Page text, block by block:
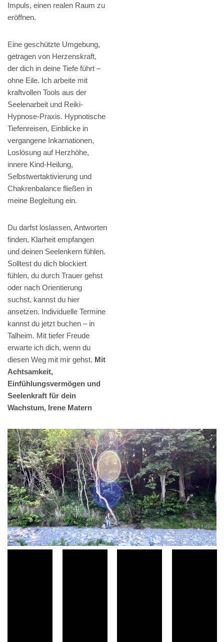
Impuls, einen realen Raum zu
eröffnen.
Eine geschützte Umgebung,
getragen von Herzenskraft,
der dich in deine Tiefe führt –
ohne Eile. Ich arbeite mit
kraftvollen Tools aus der
Seelenarbeit und Reiki-
Hypnose-Praxis. Hypnotische
Tiefenreisen, Einblicke in
vergangene Inkarnationen,
Loslösung auf Herzhöhe,
innere Kind-Heilung,
Selbstwertaktivierung und
Chakrenbalance fließen in
meine Begleitung ein.
Du darfst loslassen, Antworten
finden, Klarheit empfangen
und deinen Seelenkern fühlen.
Solltest du dich blockiert
fühlen, du durch Trauer gehst
oder nach Orientierung
suchst, kannst du hier
ansetzen. Individuelle Termine
kannst du jetzt buchen – in
Talheim. Mit tiefer Freude
erwarte ich dich, wenn du
diesen Weg mit mir gehst. Mit
Achtsamkeit,
Einfühlungsvermögen und
Seelenkraft für dein
Wachstum, Irene Matern